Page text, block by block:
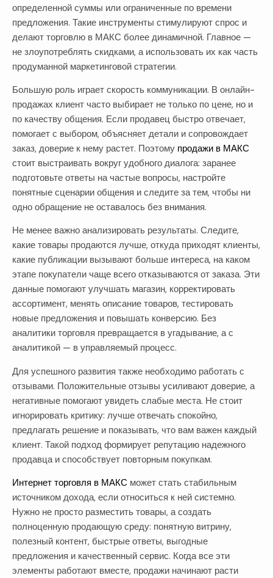
определенной суммы или ограниченные по времени
предложения. Такие инструменты стимулируют спрос и
делают торговлю в МАКС более динамичной. Главное —
не злоупотреблять скидками, а использовать их как часть
продуманной маркетинговой стратегии.
Большую роль играет скорость коммуникации. В онлайн-
продажах клиент часто выбирает не только по цене, но и
по качеству общения. Если продавец быстро отвечает,
помогает с выбором, объясняет детали и сопровождает
заказ, доверие к нему растет. Поэтому продажи в МАКС
стоит выстраивать вокруг удобного диалога: заранее
подготовьте ответы на частые вопросы, настройте
понятные сценарии общения и следите за тем, чтобы ни
одно обращение не оставалось без внимания.
Не менее важно анализировать результаты. Следите,
какие товары продаются лучше, откуда приходят клиенты,
какие публикации вызывают больше интереса, на каком
этапе покупатели чаще всего отказываются от заказа. Эти
данные помогают улучшать магазин, корректировать
ассортимент, менять описание товаров, тестировать
новые предложения и повышать конверсию. Без
аналитики торговля превращается в угадывание, а с
аналитикой — в управляемый процесс.
Для успешного развития также необходимо работать с
отзывами. Положительные отзывы усиливают доверие, а
негативные помогают увидеть слабые места. Не стоит
игнорировать критику: лучше отвечать спокойно,
предлагать решение и показывать, что вам важен каждый
клиент. Такой подход формирует репутацию надежного
продавца и способствует повторным покупкам.
Интернет торговля в МАКС может стать стабильным
источником дохода, если относиться к ней системно.
Нужно не просто разместить товары, а создать
полноценную продающую среду: понятную витрину,
полезный контент, быстрые ответы, выгодные
предложения и качественный сервис. Когда все эти
элементы работают вместе, продажи начинают расти